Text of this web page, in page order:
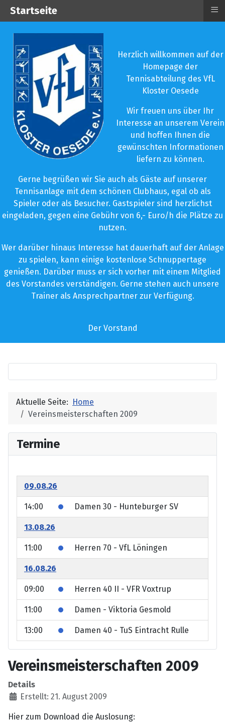
Herzlich willkommen auf der
Homepage der
Tennisabteilung des VfL
Kloster Oesede
Wir freuen uns über Ihr
Interesse an unserem Verein
und hoffen Ihnen die
gewünschten Informationen
liefern zu können.
Gerne begrüßen wir Sie auch als Gäste auf unserer
Tennisanlage mit dem schönen Clubhaus, egal ob als
Spieler oder als Besucher. Gastspieler sind herzlichst
eingeladen, gegen eine Gebühr von 6,- Euro/h die Plätze zu
nutzen.
Wer darüber hinaus Interesse hat dauerhaft auf der Anlage
zu spielen, kann einige kostenlose Schnuppertage
genießen. Darüber muss er sich vorher mit einem Mitglied
des Vorstandes verständigen. Gerne stehen auch unsere
Trainer als Ansprechpartner zur Verfügung.
Der Vorstand
Aktuelle Seite: Home
Vereinsmeisterschaften 2009
Termine
09.08.26
14:00 Damen 30 - Hunteburger SV
13.08.26
11:00 Herren 70 - VfL Löningen
16.08.26
09:00 Herren 40 II - VFR Voxtrup
11:00 Damen - Viktoria Gesmold
13:00 Damen 40 - TuS Eintracht Rulle
Vereinsmeisterschaften 2009
Details
Erstellt: 21. August 2009
Hier zum Download die Auslosung:
Startseite ≡